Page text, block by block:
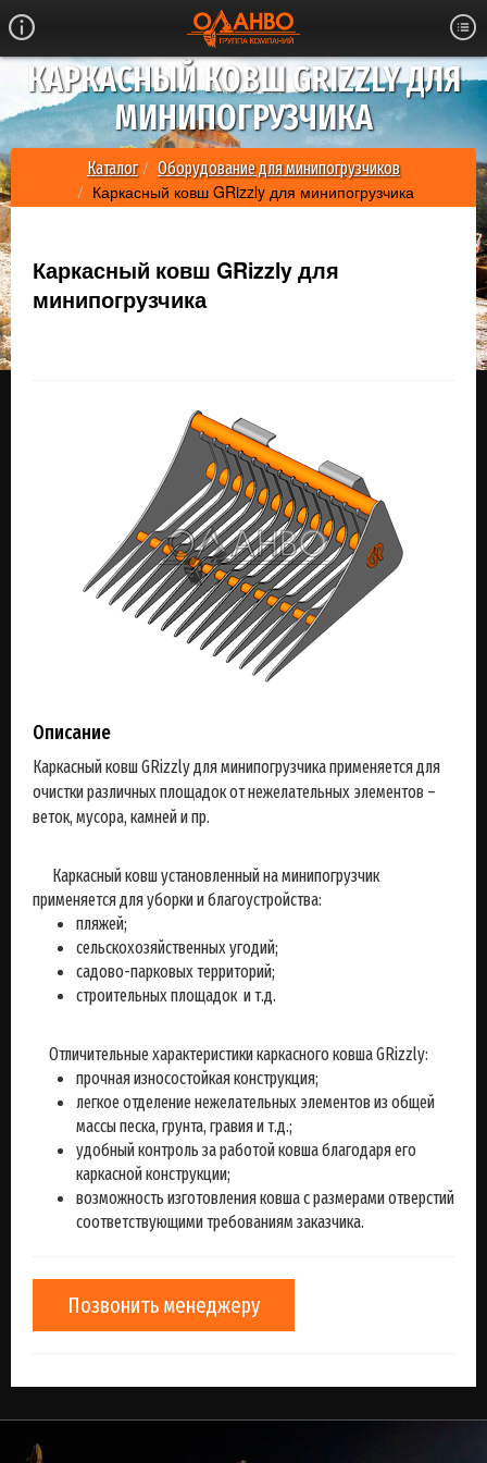
КАРКАСНЫЙ КОВШ GRIZZLY ДЛЯ
МИНИПОГРУЗЧИКА
Каталог Оборудование для минипогрузчиков
Каркасный ковш GRizzly для минипогрузчика
Каркасный ковш GRizzly для
минипогрузчика
Описание
Каркасный ковш GRizzly для минипогрузчика применяется для
очистки различных площадок от нежелательных элементов –
веток, мусора, камней и пр.
Каркасный ковш установленный на минипогрузчик
применяется для уборки и благоустройства:
пляжей;
сельскохозяйственных угодий;
садово-парковых территорий;
строительных площадок и т.д.
Отличительные характеристики каркасного ковша GRizzly:
прочная износостойкая конструкция;
легкое отделение нежелательных элементов из общей
массы песка, грунта, гравия и т.д.;
удобный контроль за работой ковша благодаря его
каркасной конструкции;
возможность изготовления ковша с размерами отверстий
соответствующими требованиям заказчика.
Позвонить менеджеру